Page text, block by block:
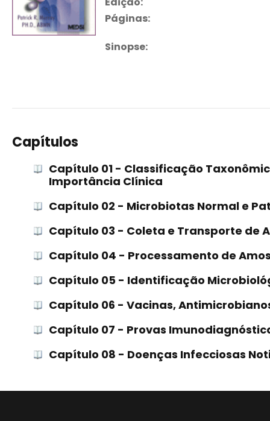
Páginas:
Sinopse:
Capítulos
Capítulo 01 - Classificação
Importância Clínica
Capítulo 02 - Microbiotas Normal e
Capítulo 03 - Coleta e Transporte de
Capítulo 04 - Processamento de
Capítulo 05 - Identificação
Capítulo 06 - Vacinas,
Capítulo 07 - Provas
Capítulo 08 - Doenças Infecciosas